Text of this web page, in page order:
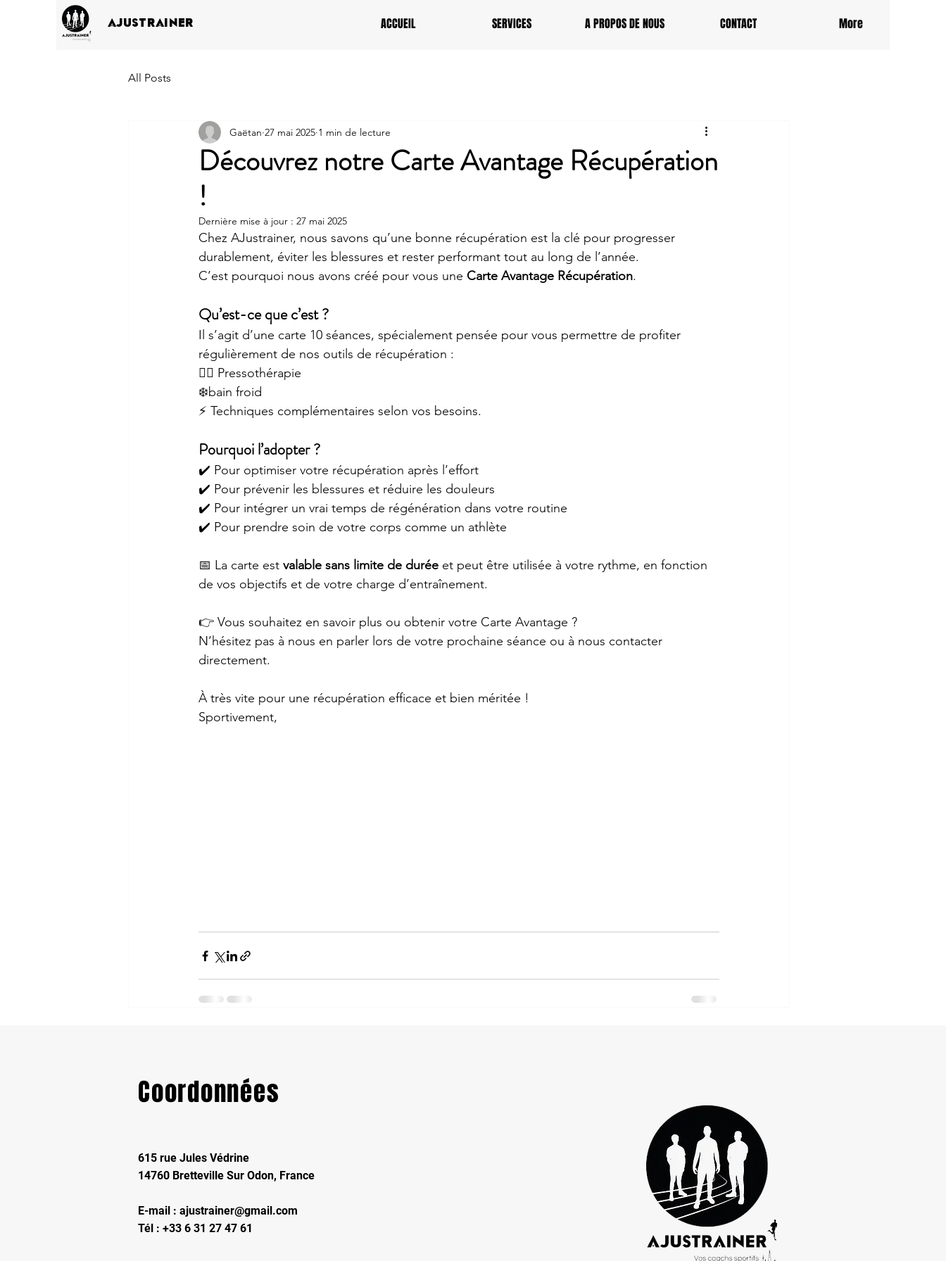
AJUSTRAINER ACCUEIL SERVICES A PROPOS DE NOUS CONTACT More
All Posts
Découvrez notre Carte Avantage Récupération
!
Gaëtan 27 mai 2025 1 min de lecture
Dernière mise à jour : 27 mai 2025
Chez AJustrainer, nous savons qu’une bonne récupération est la clé pour progresser
durablement, éviter les blessures et rester performant tout au long de l’année.
C’est pourquoi nous avons créé pour vous une Carte Avantage Récupération.
Qu’est-ce que c’est ?
Il s’agit d’une carte 10 séances, spécialement pensée pour vous permettre de profiter
régulièrement de nos outils de récupération :
💆‍♂️ Pressothérapie
❄️bain froid
⚡ Techniques complémentaires selon vos besoins.
Pourquoi l’adopter ?
✔️ Pour optimiser votre récupération après l’effort
✔️ Pour prévenir les blessures et réduire les douleurs
✔️ Pour intégrer un vrai temps de régénération dans votre routine
✔️ Pour prendre soin de votre corps comme un athlète
📅 La carte est valable sans limite de durée et peut être utilisée à votre rythme, en fonction
de vos objectifs et de votre charge d’entraînement.
👉 Vous souhaitez en savoir plus ou obtenir votre Carte Avantage ?
N’hésitez pas à nous en parler lors de votre prochaine séance ou à nous contacter
directement.
À très vite pour une récupération efficace et bien méritée !
Sportivement,
Coordonnées
615 rue Jules Védrine
14760 Bretteville Sur Odon, France
E-mail :ajustrainer@gmail.com
Tél : +33 6 31 27 47 61